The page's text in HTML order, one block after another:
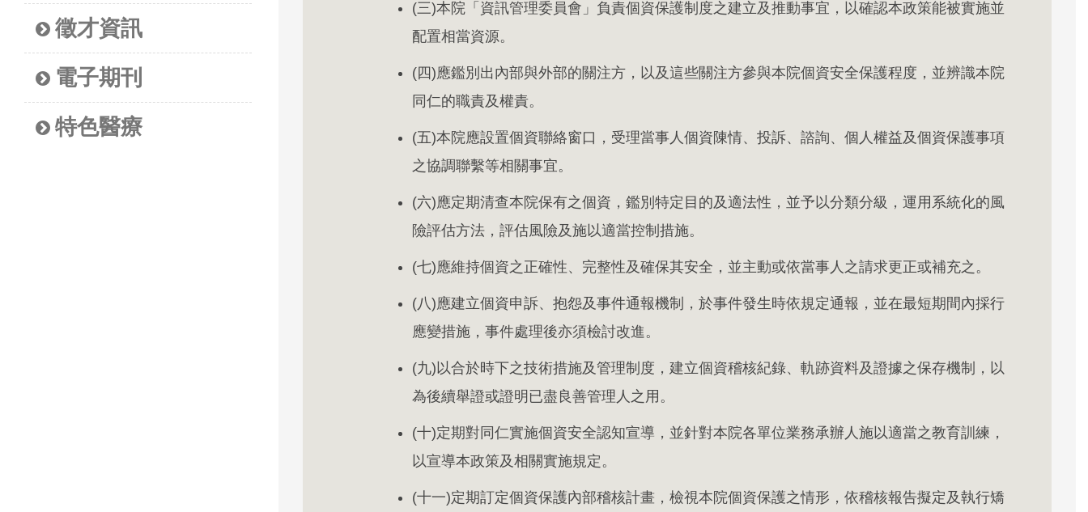
徵才資訊
電子期刊
特色醫療
(三)本院「資訊管理委員會」負責個資保護制度之建立及推動事宜，以確認本政策能被實施並
配置相當資源。
(四)應鑑別出內部與外部的關注方，以及這些關注方參與本院個資安全保護程度，並辨識本院
同仁的職責及權責。
(五)本院應設置個資聯絡窗口，受理當事人個資陳情、投訴、諮詢、個人權益及個資保護事項
之協調聯繫等相關事宜。
(六)應定期清查本院保有之個資，鑑別特定目的及適法性，並予以分類分級，運用系統化的風
險評估方法，評估風險及施以適當控制措施。
(七)應維持個資之正確性、完整性及確保其安全，並主動或依當事人之請求更正或補充之。
(八)應建立個資申訴、抱怨及事件通報機制，於事件發生時依規定通報，並在最短期間內採行
應變措施，事件處理後亦須檢討改進。
(九)以合於時下之技術措施及管理制度，建立個資稽核紀錄、軌跡資料及證據之保存機制，以
為後續舉證或證明已盡良善管理人之用。
(十)定期對同仁實施個資安全認知宣導，並針對本院各單位業務承辦人施以適當之教育訓練，
以宣導本政策及相關實施規定。
(十一)定期訂定個資保護內部稽核計畫，檢視本院個資保護之情形，依稽核報告擬定及執行矯